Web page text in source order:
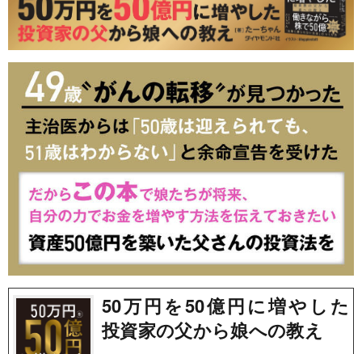
50万円を50億円に増やした
投資家の父から娘への教え